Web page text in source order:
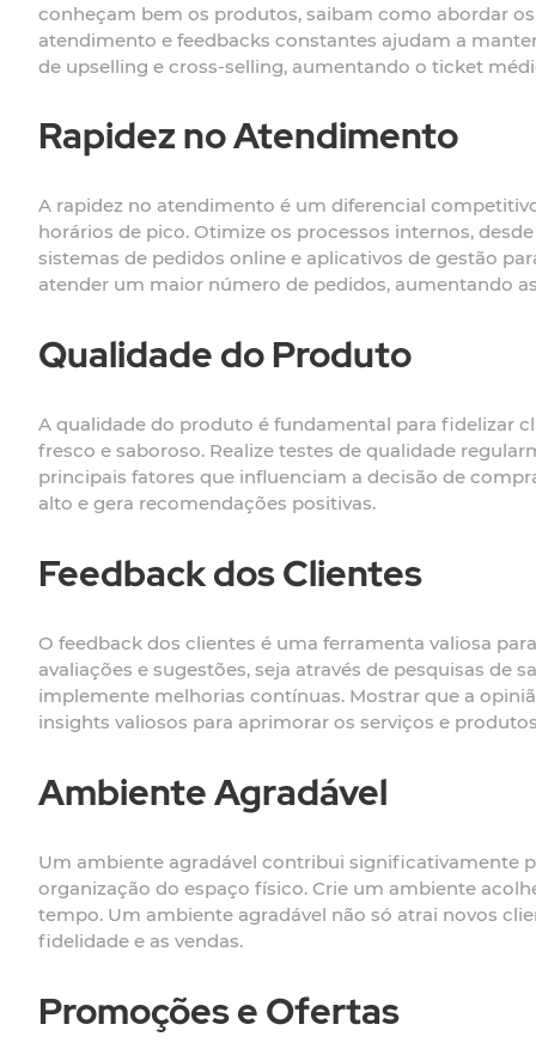
conheçam bem os produtos, saibam como abordar
atendimento e feedbacks constantes ajudam a
de upselling e cross-selling, aumentando o ticket
Rapidez no Atendimento
A rapidez no atendimento é um diferencial
horários de pico. Otimize os processos internos,
sistemas de pedidos online e aplicativos de gestão
atender um maior número de pedidos, aumentando
Qualidade do Produto
A qualidade do produto é fundamental para fidelizar
fresco e saboroso. Realize testes de qualidade
principais fatores que influenciam a decisão de
alto e gera recomendações positivas.
Feedback dos Clientes
O feedback dos clientes é uma ferramenta valiosa
avaliações e sugestões, seja através de pesquisas de
implemente melhorias contínuas. Mostrar que a
insights valiosos para aprimorar os serviços e
Ambiente Agradável
Um ambiente agradável contribui significativamente
organização do espaço físico. Crie um ambiente
tempo. Um ambiente agradável não só atrai novos
fidelidade e as vendas.
Promoções e Ofertas